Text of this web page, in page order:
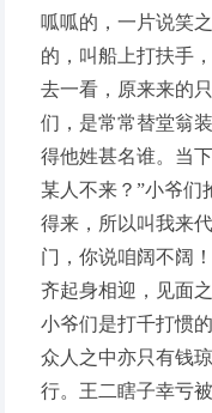
呱呱的，一片说笑
的，叫船上打扶手
去一看，原来来的
们，是常常替堂翁
得他姓甚名谁。当
某人不来？”小爷们
得来，所以叫我来
门，你说咱阔不阔
齐起身相迎，见面
小爷们是打千打惯
众人之中亦只有钱
行。王二瞎子幸亏